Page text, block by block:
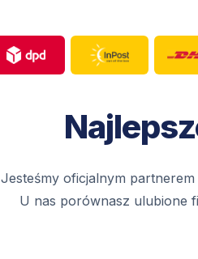
Jesteśmy oficjalnym
U nas porównasz ulubione